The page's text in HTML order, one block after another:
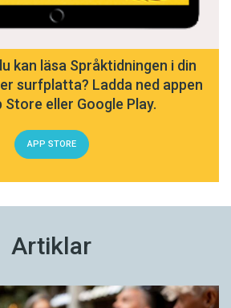
kan läsa Språktidningen i din
surfplatta? Ladda ned appen
Store eller Google Play.
APP STORE
Artiklar